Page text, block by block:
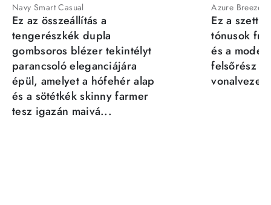
Navy Smart Casual
Ez az összeállítás a
tengerészkék dupla
gombsoros blézer tekintélyt
parancsoló eleganciájára
épül, amelyet a hófehér alap
és a sötétkék skinny farmer
tesz igazán maivá...
Azure Breeze
Ez a szett
tónusok
és a
felsőrész